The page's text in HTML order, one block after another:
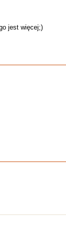
jest więcej;)